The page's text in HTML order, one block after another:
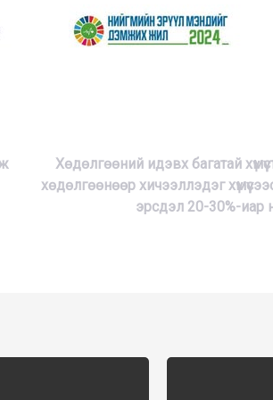
Хөдөлгөөний идэвх багатай
хөдөлгөөнөөр хичээллэдэг
эрсдэл 20-30%-иар